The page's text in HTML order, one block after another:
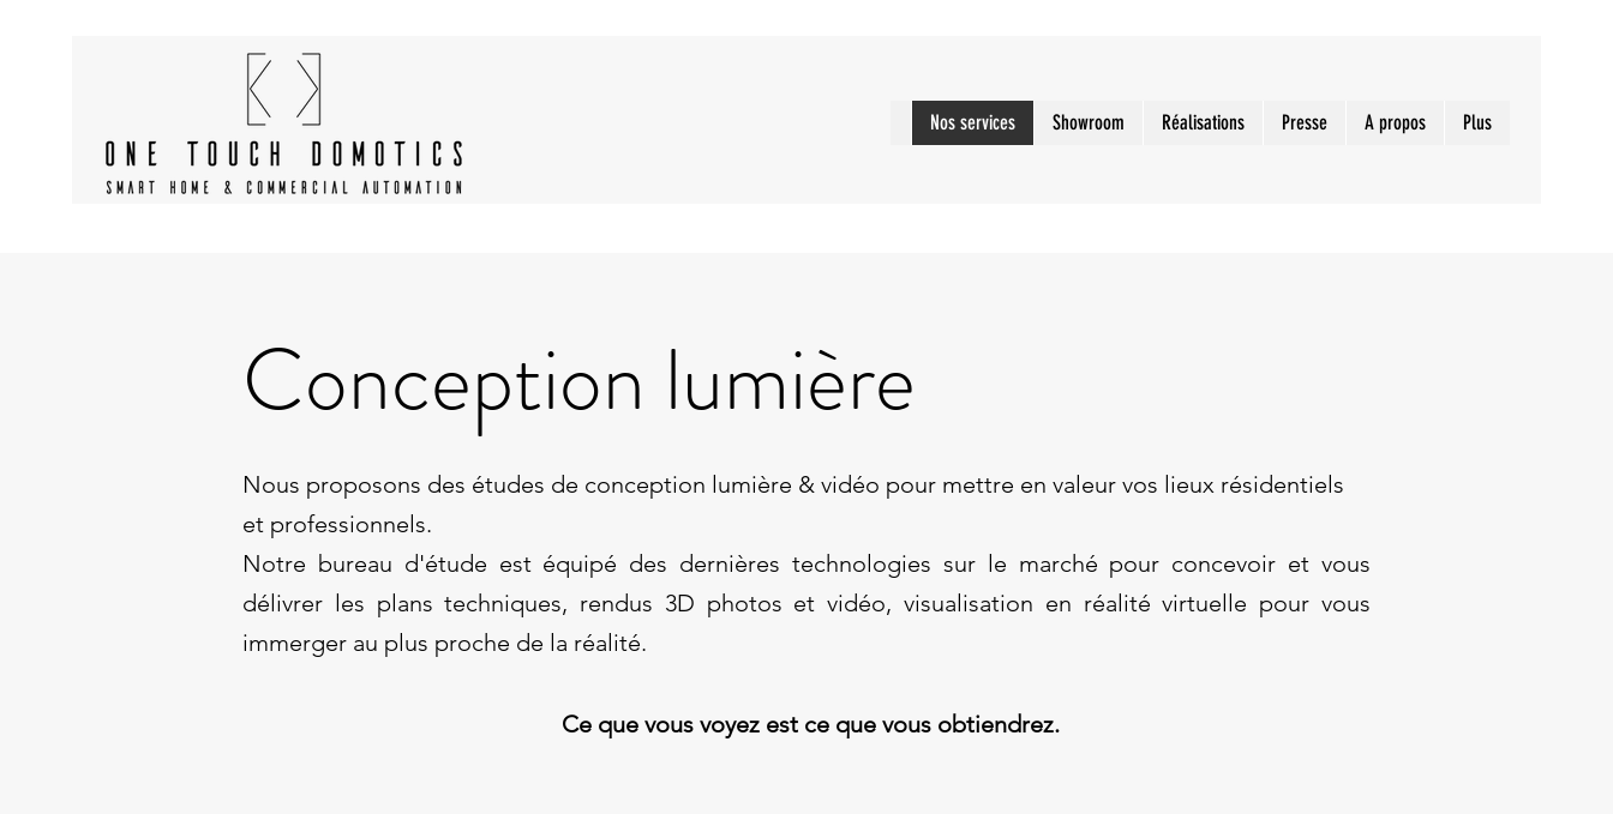
Nos services Showroom Réalisations Presse A propos Plus
Conception lumière
Nous proposons des études de conception lumière & vidéo pour mettre en valeur vos lieux résidentiels
et professionnels.
Notre bureau d'étude est équipé des dernières technologies sur le marché pour concevoir et vous
délivrer les plans techniques, rendus 3D photos et vidéo, visualisation en réalité virtuelle pour vous
immerger au plus proche de la réalité.
Ce que vous voyez est ce que vous obtiendrez.